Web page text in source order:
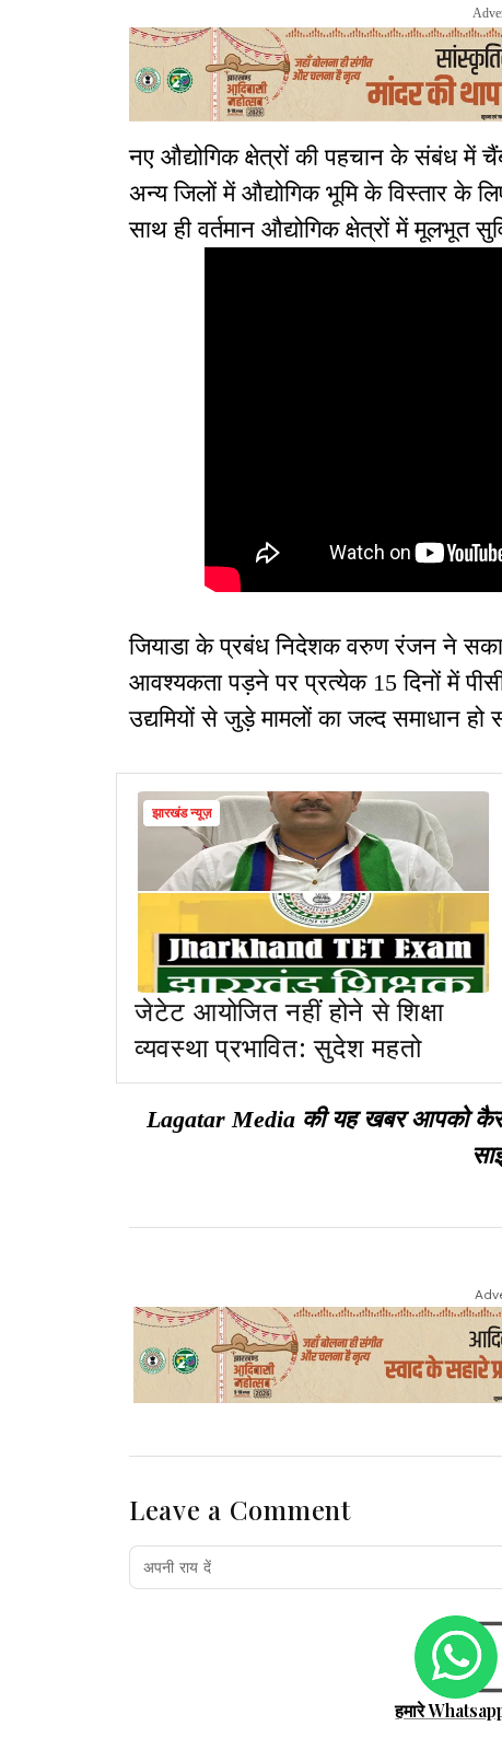
नए औद्योगिक क्षेत्रों की पहचान के संबंध में
अन्य जिलों में औद्योगिक भूमि के विस्तार के
साथ ही वर्तमान औद्योगिक क्षेत्रों में मूलभूत
जियाडा के प्रबंध निदेशक वरुण रंजन ने
आवश्यकता पड़ने पर प्रत्येक 15 दिनों में
उद्यमियों से जुड़े मामलों का जल्द समाधान हो
झारखंड न्यूज़
जेटेट आयोजित नहीं होने से शिक्षा
व्यवस्था प्रभावित: सुदेश महतो
Lagatar Media की यह खबर आपको
Leave a Comment
हमारे